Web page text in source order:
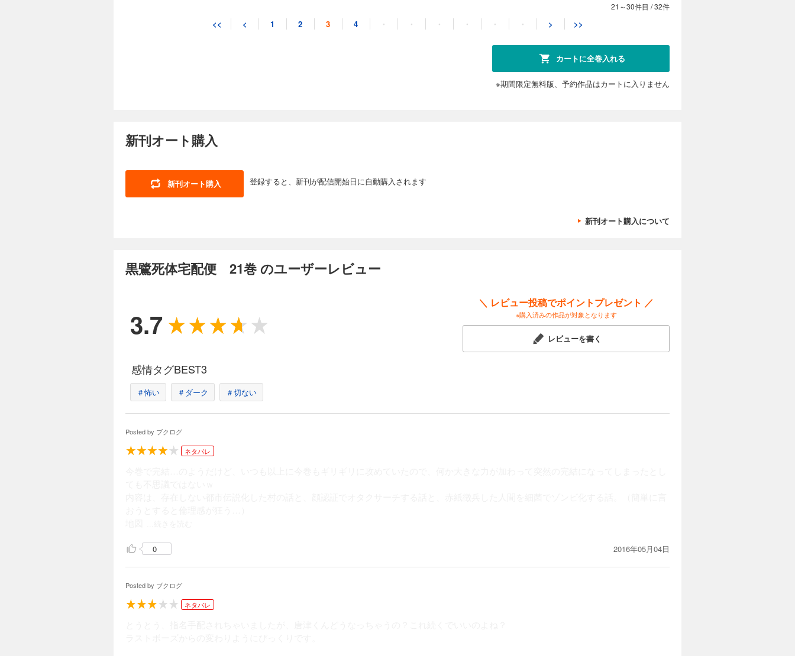
かつて富士山の樹海の中で行われた、新興宗教団体の集団自殺。その生き残りの３人の少女が唐津たちの前に現れ
編 それは惨殺された黒鷺姫の呪いなのか……？刑事だった若き日の笹山が捜査していた女子高生連続行方不明事
件。時を経てまた、同じような失踪事件が発生する。犯人は黄泉の国から舞い戻った死者なのか？事件の謎を追う
カートに入れる
る怪異の数々！そんななか佐々木がまたも行方不明になって……!?―――「世間師」編 他、一遍を収録。
21～30件目 /32件
<< < 1 2 3 4 ・ ・ ・ ・ ・ ・ > >>
カートに全巻入れる
※期間限定無料版、予約作品はカートに入りません
新刊オート購入
新刊オート購入 登録すると、新刊が配信開始日に自動購入されます
新刊オート購入について
黒鷺死体宅配便 21巻 のユーザーレビュー
3.7
＼ レビュー投稿でポイントプレゼント ／
※購入済みの作品が対象となります
レビューを書く
感情タグBEST3
＃怖い ＃ダーク ＃切ない
Posted by ブクログ
ネタバレ
0 2016年05月04日
Posted by ブクログ
ネタバレ